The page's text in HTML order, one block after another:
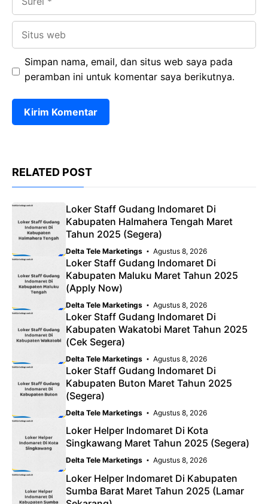
Simpan nama, email, dan situs web saya pada
peramban ini untuk komentar saya berikutnya.
RELATED POST
Loker Staff Gudang Indomaret Di
Kabupaten Halmahera Tengah Maret
Tahun 2025 (Segera)
Delta Tele Marketings Agustus 8, 2026
Loker Staff Gudang Indomaret Di
Kabupaten Maluku Maret Tahun 2025
(Apply Now)
Delta Tele Marketings Agustus 8, 2026
Loker Staff Gudang Indomaret Di
Kabupaten Wakatobi Maret Tahun 2025
(Cek Segera)
Delta Tele Marketings Agustus 8, 2026
Loker Staff Gudang Indomaret Di
Kabupaten Buton Maret Tahun 2025
(Segera)
Delta Tele Marketings Agustus 8, 2026
Loker Helper Indomaret Di Kota
Singkawang Maret Tahun 2025 (Segera)
Delta Tele Marketings Agustus 8, 2026
Loker Helper Indomaret Di Kabupaten
Sumba Barat Maret Tahun 2025 (Lamar